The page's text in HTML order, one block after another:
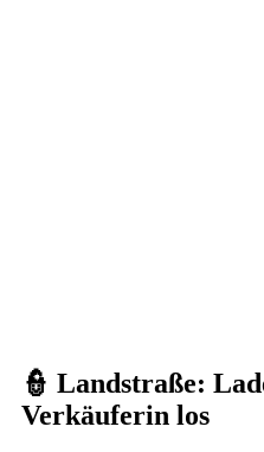
👮 Landstraße:
Verkäuferin los